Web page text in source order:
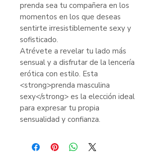
prenda sea tu compañera en los
momentos en los que deseas
sentirte irresistiblemente sexy y
sofisticado.
Atrévete a revelar tu lado más
sensual y a disfrutar de la lencería
erótica con estilo. Esta
<strong>prenda masculina
sexy</strong> es la elección ideal
para expresar tu propia
sensualidad y confianza.